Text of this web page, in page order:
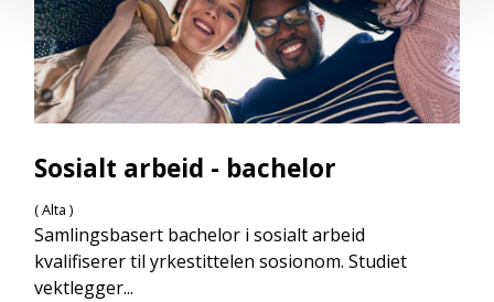
Sosialt arbeid - bachelor
( Alta )
Samlingsbasert bachelor i sosialt arbeid
kvalifiserer til yrkestittelen sosionom. Studiet
vektlegger...